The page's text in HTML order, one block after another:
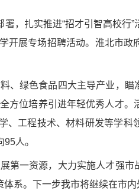
，扎实推进“招才引智高校
开展专场招聘活动。淮北市
、绿色食品四大主导产业，
方位培养引进年轻优秀人才
、工程技术、材料研发等学
人。
第一资源，大力实施人才强
系。下一步我市将继续在市